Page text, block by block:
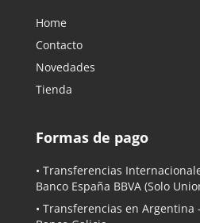
Home
Contacto
Novedades
Tienda
Formas de pago
• Transferencias
Banco España BBVA (Solo
• Transferencias en Argentina -